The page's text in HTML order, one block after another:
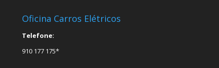
Oficina Carros Elétricos
Telefone:
910 177 175*